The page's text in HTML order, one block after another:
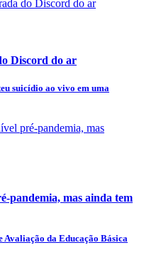
Discord do ar
suicídio ao vivo em uma
pandemia, mas ainda tem
Avaliação da Educação Básica